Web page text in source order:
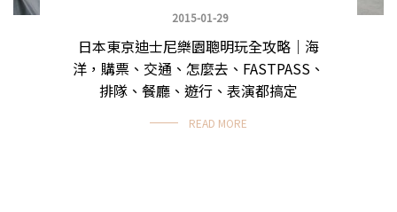
2015-01-29
日本東京迪士尼樂園聰明玩全攻略｜海
洋，購票、交通、怎麼去、FASTPASS、
排隊、餐廳、遊行、表演都搞定
READ MORE